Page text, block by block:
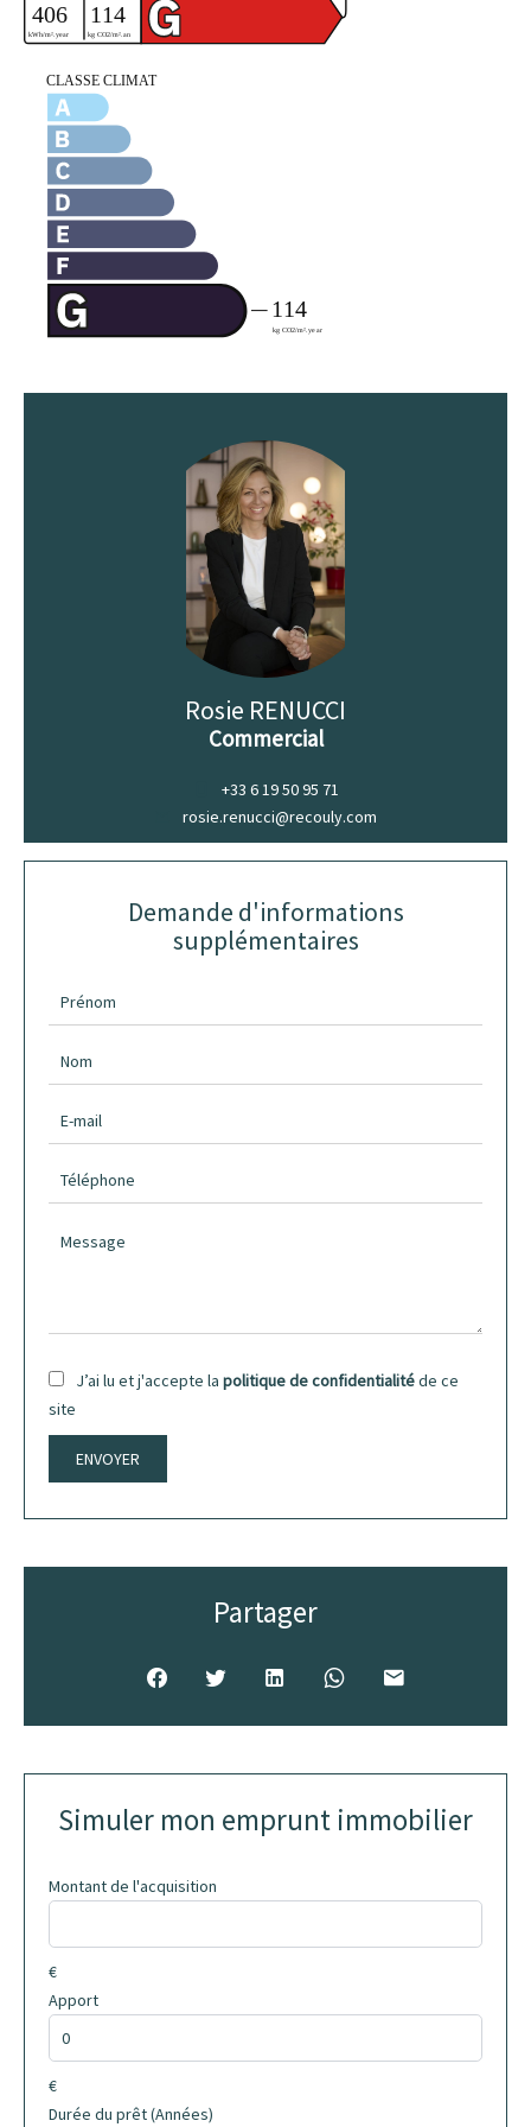
Rosie RENUCCI
Commercial
+33 6 19 50 95 71
rosie.renucci@recouly.com
Demande d'informations
supplémentaires
J’ai lu et j'accepte la politique de confidentialitéde ce
site
ENVOYER
Partager
Simuler mon emprunt immobilier
Montant de l'acquisition
€
Apport
€
Durée du prêt (Années)